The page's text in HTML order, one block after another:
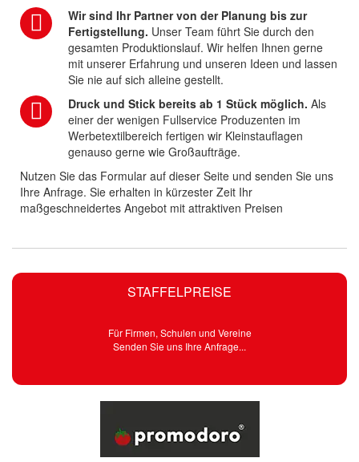
STAFFELPREISE
Für Firmen, Schulen und Vereine
Senden Sie uns Ihre Anfrage...
Wir sind Ihr Partner von der Planung bis zur
Fertigstellung. Unser Team führt Sie durch den
gesamten Produktionslauf. Wir helfen Ihnen gerne
mit unserer Erfahrung und unseren Ideen und lassen
Sie nie auf sich alleine gestellt.
Druck und Stick bereits ab 1 Stück möglich. Als
einer der wenigen Fullservice Produzenten im
Werbetextilbereich fertigen wir Kleinstauflagen
genauso gerne wie Großaufträge.
Nutzen Sie das Formular auf dieser Seite und senden Sie uns
Ihre Anfrage. Sie erhalten in kürzester Zeit Ihr
maßgeschneidertes Angebot mit attraktiven Preisen